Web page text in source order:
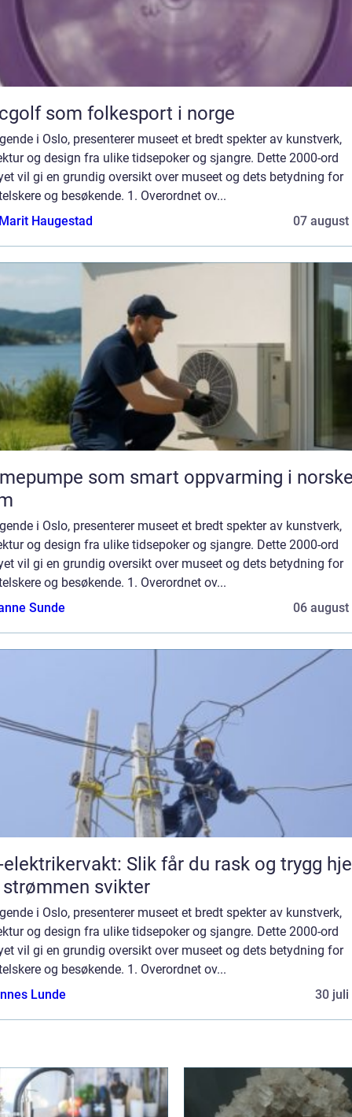
som folkesport i norge
i Oslo, presenterer museet et bredt spekter av kunstverk,
og design fra ulike tidsepoker og sjangre. Dette 2000-ord
vil gi en grundig oversikt over museet og dets betydning for
og besøkende. 1. Overordnet ov...
Haugestad
07 august
som smart oppvarming i
i Oslo, presenterer museet et bredt spekter av kunstverk,
og design fra ulike tidsepoker og sjangre. Dette 2000-ord
vil gi en grundig oversikt over museet og dets betydning for
og besøkende. 1. Overordnet ov...
Sunde
06 august
Slik får du rask og trygg
strømmen svikter
i Oslo, presenterer museet et bredt spekter av kunstverk,
og design fra ulike tidsepoker og sjangre. Dette 2000-ord
vil gi en grundig oversikt over museet og dets betydning for
og besøkende. 1. Overordnet ov...
Lunde
30 juli